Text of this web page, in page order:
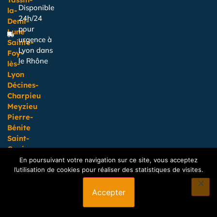
la-
Demi-
Lune
Sainte-
Foy-
lès-
Lyon
Décines-
Charpieu
Meyzieu
Pierre-
Bénite
Saint-
Genis-
Laval
Corbas
Disponible
24h/24
pour
urgence à
Lyon dans
le Rhône
2026 Mentions LégalesSIREN : 833 353 626
En poursuivant votre navigation sur ce site, vous acceptez
l’utilisation de cookies pour réaliser des statistiques de visites.
Accepter